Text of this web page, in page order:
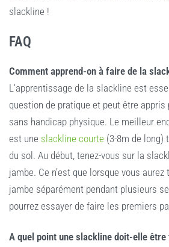
slackline !
FAQ
Comment apprend-on à faire de la
L’apprentissage de la slackline est
question de pratique et peut être appris
sans handicap physique. Le meilleur
est une slackline courte (3-8m de long)
du sol. Au début, tenez-vous sur la
jambe. Ce n’est que lorsque vous
jambe séparément pendant plusieurs
pourrez essayer de faire les premiers
A quel point une slackline doit-elle être